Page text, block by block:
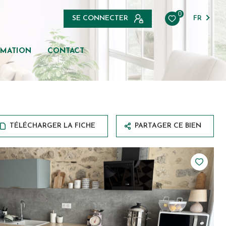
SE CONNECTER
0
FR
CONTACT
TÉLÉCHARGER LA FICHE PARTAGER CE BIEN